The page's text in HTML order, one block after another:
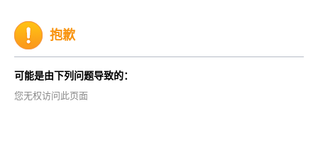
抱歉
可能是由下列问题导致的：
您无权访问此页面